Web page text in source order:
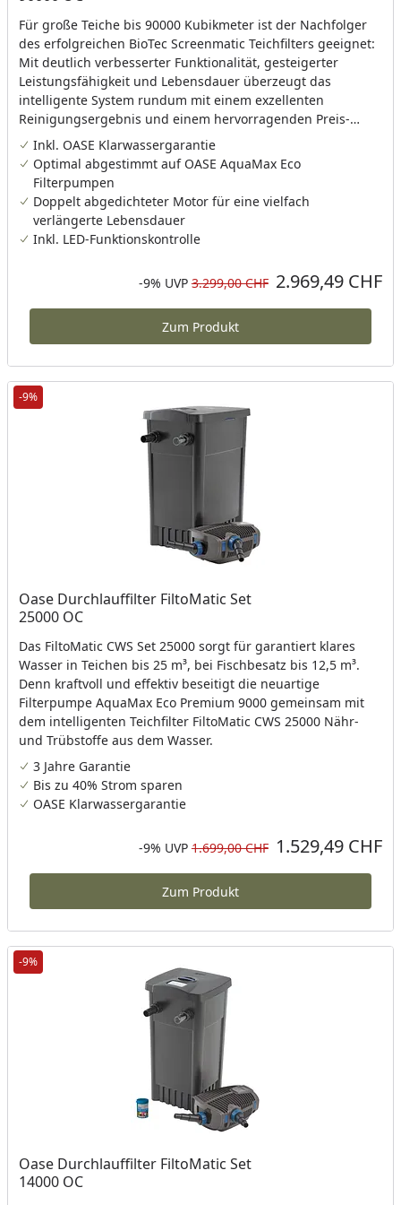
Für große Teiche bis 90000 Kubikmeter ist der Nachfolger
des erfolgreichen BioTec Screenmatic Teichfilters geeignet:
Mit deutlich verbesserter Funktionalität, gesteigerter
Leistungsfähigkeit und Lebensdauer überzeugt das
intelligente System rundum mit einem exzellenten
Reinigungsergebnis und einem hervorragenden Preis-
Leistungsverhältnis in seiner Leistungsklasse.Geeignet. für
Teiche ohne Fischbesatz (m³): 90Geeignet für Teiche mit
Fischbesatz (m³): 45Geeignet für Teiche mit Koi (m³) : 22,5
Inkl. OASE Klarwassergarantie
Optimal abgestimmt auf OASE AquaMax Eco
Filterpumpen
Doppelt abgedichteter Motor für eine vielfach
verlängerte Lebensdauer
Inkl. LED-Funktionskontrolle
Rabatt in Prozent
-9%
Ursprünglicher Preis
UVP 3.299,00 CHF
Aktueller Preis 2.969,49 CHF
Zum Produkt
-9%
Oase Durchlauffilter FiltoMatic Set
25000 OC
Das FiltoMatic CWS Set 25000 sorgt für garantiert klares
Wasser in Teichen bis 25 m³, bei Fischbesatz bis 12,5 m³.
Denn kraftvoll und effektiv beseitigt die neuartige
Filterpumpe AquaMax Eco Premium 9000 gemeinsam mit
dem intelligenten Teichfilter FiltoMatic CWS 25000 Nähr-
und Trübstoffe aus dem Wasser.
3 Jahre Garantie
Bis zu 40% Strom sparen
OASE Klarwassergarantie
Rabatt in Prozent
-9%
Ursprünglicher Preis
UVP 1.699,00 CHF
Aktueller Preis 1.529,49 CHF
Zum Produkt
-9%
Oase Durchlauffilter FiltoMatic Set
14000 OC